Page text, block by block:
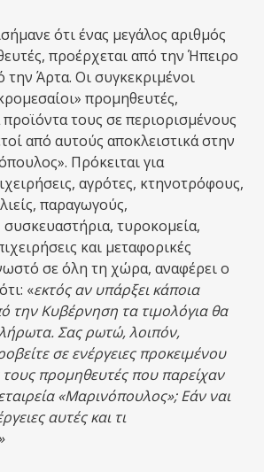
ότι ένας μεγάλος αριθμός
προέρχεται από την Ήπειρο
την Άρτα. Οι συγκεκριμένοι
προμηθευτές,
τους σε περιορισμένους
από αυτούς αποκλειστικά στην
Πρόκειται για
αγρότες, κτηνοτρόφους,
παραγωγούς,
τυροκομεία,
και μεταφορικές
σε όλη τη χώρα, αναφέρει ο
«εκτός αν υπάρξει κάποια
την Κυβέρνηση τα τιμολόγια θα
Σας ρωτώ, λοιπόν,
σε ενέργειες προκειμένου
τους προμηθευτές που παρείχαν
«Μαρινόπουλος»; Εάν ναι
αυτές και τι